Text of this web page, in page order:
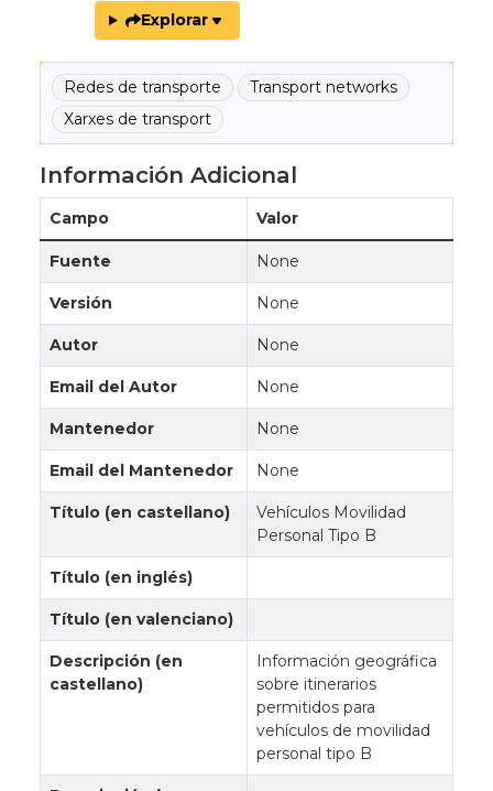
Explorar
Redes de transporte
Transport networks
Xarxes de transport
Información Adicional
Campo Valor
Fuente None
Versión None
Autor None
Email del Autor None
Mantenedor None
Email del Mantenedor None
Título (en castellano)
Vehículos Movilidad
Personal Tipo B
Título (en inglés)
Título (en valenciano)
Descripción (en
castellano)
Información geográfica
sobre itinerarios
permitidos para
vehículos de movilidad
personal tipo B